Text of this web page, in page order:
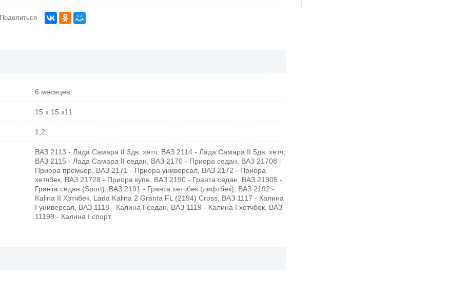
Поделиться
6 месяцев
15 x 15 x11
1,2
ВАЗ 2113 - Лада Самара II 3дв. хетч, ВАЗ 2114 - Лада Самара II 5дв. хетч,
ВАЗ 2115 - Лада Самара II седан, ВАЗ 2170 - Приора седан, ВАЗ 21708 -
Приора премьер, ВАЗ 2171 - Приора универсал, ВАЗ 2172 - Приора
хетчбек, ВАЗ 21728 - Приора купе, ВАЗ 2190 - Гранта седан, ВАЗ 21905 -
Гранта седан (Sport), ВАЗ 2191 - Гранта хетчбек (лифтбек), ВАЗ 2192 -
Kalina II Хэтчбек, Lada Kalina 2 Granta FL (2194) Cross, ВАЗ 1117 - Калина
I универсал, ВАЗ 1118 - Калина I седан, ВАЗ 1119 - Калина I хетчбек, ВАЗ
11198 - Калина I спорт